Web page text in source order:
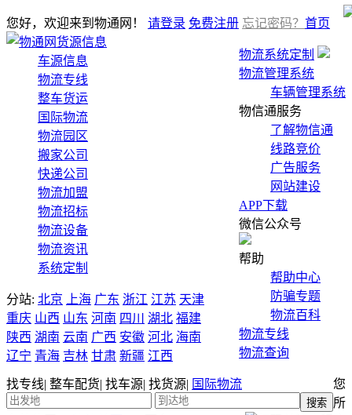
您好，欢迎来到物通网！ 请登录 免费注册 忘记密码？
物流系统定制
物流管理系统
车辆管理系统
物信通服务
了解物信通
线路竞价
广告服务
网站建设
APP下载
微信公众号
帮助
帮助中心
防骗专题
物流百科
物流专线
物流查询
找专线| 整车配货| 找车源| 找货源| 国际物流
首页
货源信息
车源信息
物流专线
整车货运
国际物流
物流园区
搬家公司
快递公司
物流加盟
物流招标
物流设备
物流资讯
系统定制
分站: 北京 上海 广东 浙江 江苏 天津
重庆 山西 山东 河南 四川 湖北 福建
陕西 湖南 云南 广西 安徽 河北 海南
辽宁 青海 吉林 甘肃 新疆 江西
您
所